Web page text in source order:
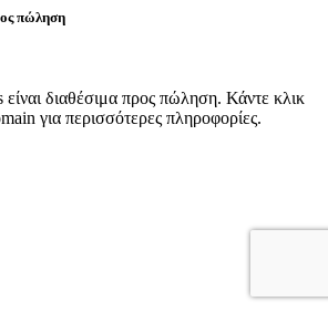
πώληση
διαθέσιμα προς πώληση. Κάντε κλικ
για περισσότερες πληροφορίες.